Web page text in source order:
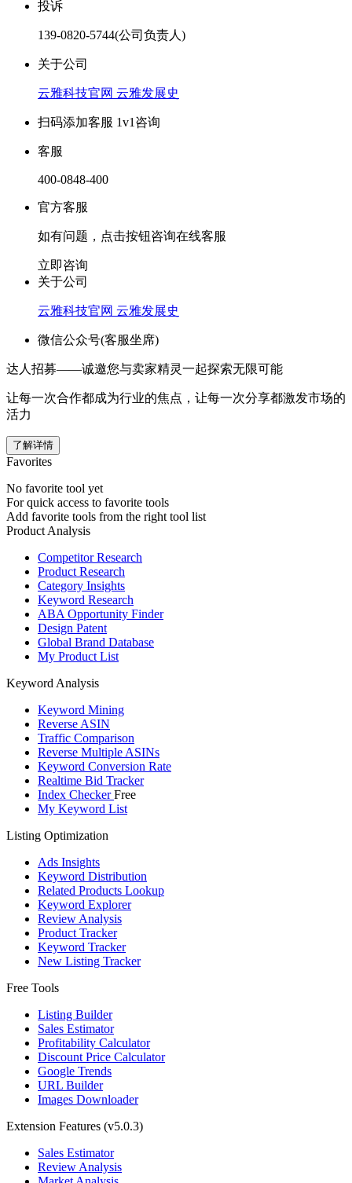
投诉
139-0820-5744(公司负责人)
关于公司
云雅科技官网 云雅发展史
扫码添加客服 1v1咨询
客服
400-0848-400
官方客服
如有问题，点击按钮咨询在线客服
立即咨询
关于公司
云雅科技官网 云雅发展史
微信公众号(客服坐席)
达人招募——诚邀您与卖家精灵一起探索无限可能
让每一次合作都成为行业的焦点，让每一次分享都激发市场的
活力
了解详情
Favorites
No favorite tool yet
For quick access to favorite tools
Add favorite tools from the right tool list
Product Analysis
Competitor Research
Product Research
Category Insights
Keyword Research
ABA Opportunity Finder
Design Patent
Global Brand Database
My Product List
Keyword Analysis
Keyword Mining
Reverse ASIN
Traffic Comparison
Reverse Multiple ASINs
Keyword Conversion Rate
Realtime Bid Tracker
Index CheckerFree
My Keyword List
Listing Optimization
Ads Insights
Keyword Distribution
Related Products Lookup
Keyword Explorer
Review Analysis
Product Tracker
Keyword Tracker
New Listing Tracker
Free Tools
Listing Builder
Sales Estimator
Profitability Calculator
Discount Price Calculator
Google Trends
URL Builder
Images Downloader
Extension Features (v5.0.3)
Sales Estimator
Review Analysis